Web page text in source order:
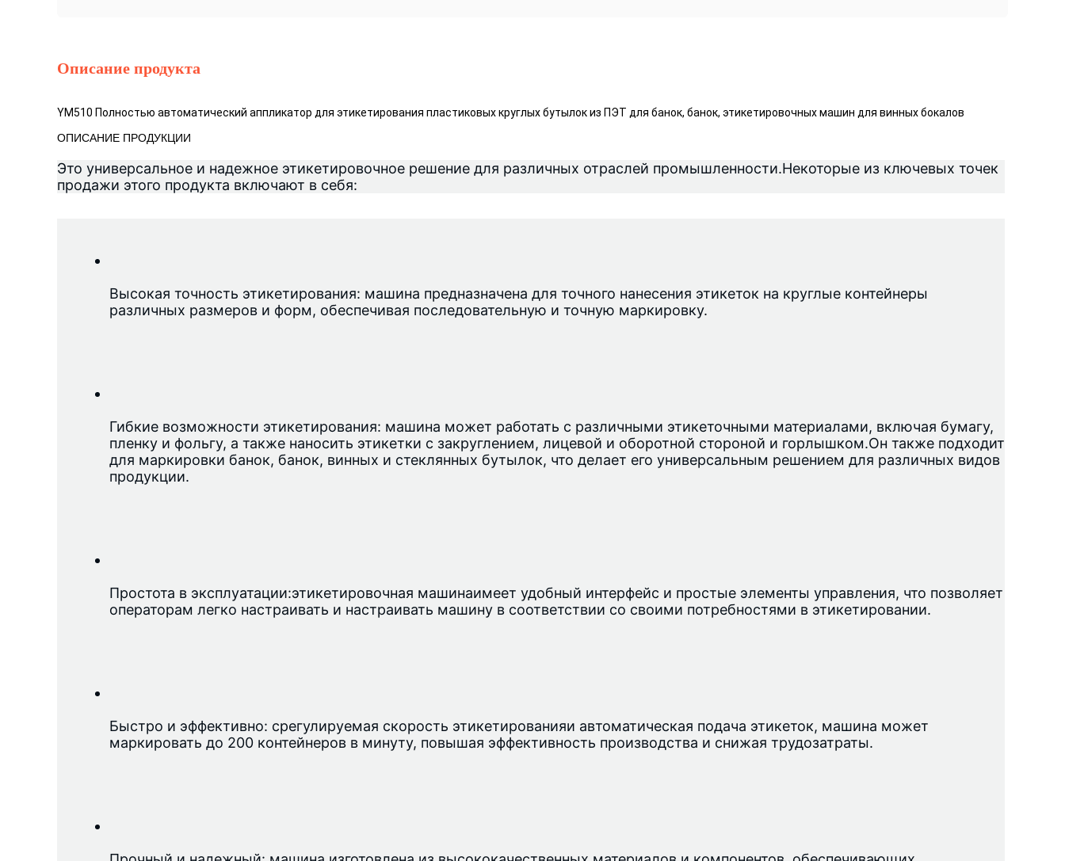
Описание продукта
YM510 Полностью автоматический аппликатор для этикетирования пластиковых круглых бутылок из ПЭТ для банок, банок, этикетировочных машин для винных бокалов
ОПИСАНИЕ ПРОДУКЦИИ
Это универсальное и надежное этикетировочное решение для различных отраслей промышленности.Некоторые из ключевых точек
продажи этого продукта включают в себя:
Высокая точность этикетирования: машина предназначена для точного нанесения этикеток на круглые контейнеры
различных размеров и форм, обеспечивая последовательную и точную маркировку.
Гибкие возможности этикетирования: машина может работать с различными этикеточными материалами, включая бумагу,
пленку и фольгу, а также наносить этикетки с закруглением, лицевой и оборотной стороной и горлышком.Он также подходит
для маркировки банок, банок, винных и стеклянных бутылок, что делает его универсальным решением для различных видов
продукции.
Простота в эксплуатации:этикетировочная машинаимеет удобный интерфейс и простые элементы управления, что позволяет
операторам легко настраивать и настраивать машину в соответствии со своими потребностями в этикетировании.
Быстро и эффективно: срегулируемая скорость этикетированияи автоматическая подача этикеток, машина может
маркировать до 200 контейнеров в минуту, повышая эффективность производства и снижая трудозатраты.